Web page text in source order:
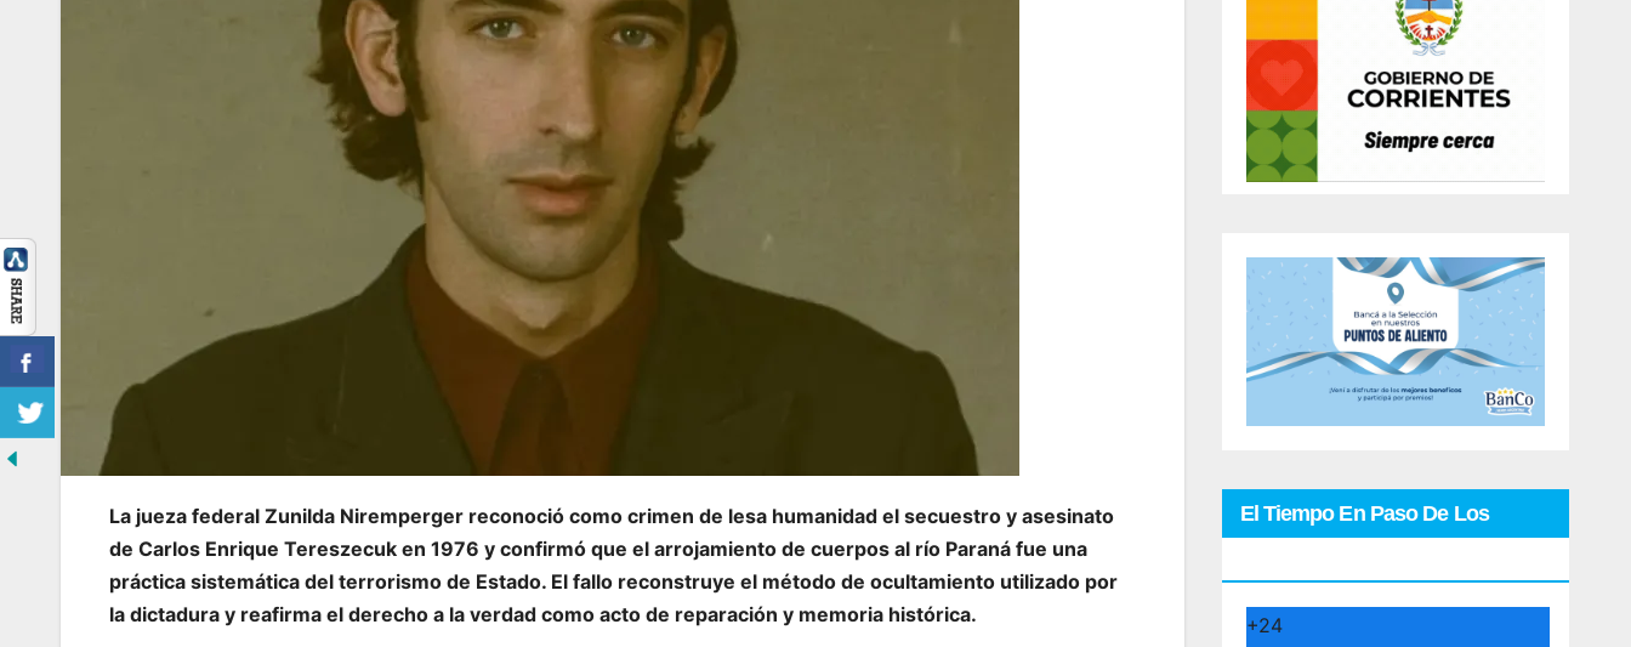
La jueza federal Zunilda Niremperger reconoció como crimen de lesa humanidad el secuestro y asesinato
de Carlos Enrique Tereszecuk en 1976 y confirmó que el arrojamiento de cuerpos al río Paraná fue una
práctica sistemática del terrorismo de Estado. El fallo reconstruye el método de ocultamiento utilizado por
la dictadura y reafirma el derecho a la verdad como acto de reparación y memoria histórica.
El Tiempo En Paso De Los
+24